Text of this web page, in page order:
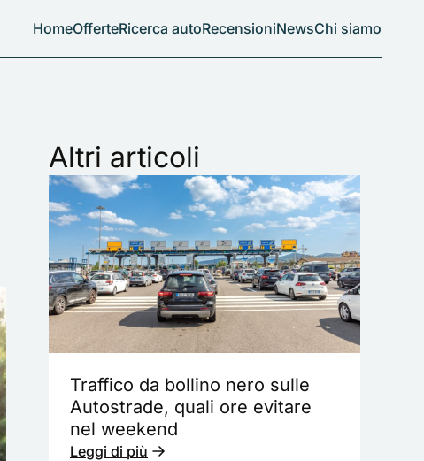
HomeOfferteRicerca autoRecensioniNewsChi siamo
Altri articoli
Traffico da bollino nero sulle
Autostrade, quali ore evitare
nel weekend
Leggi di più